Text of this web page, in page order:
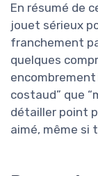
En résumé de
jouet sérieux
franchement
quelques
costaud” que
détailler point
aimé, même si